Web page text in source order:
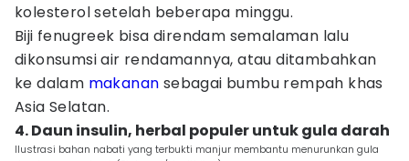
kolesterol setelah beberapa minggu.
Biji fenugreek bisa direndam semalaman lalu
dikonsumsi air rendamannya, atau ditambahkan
ke dalam makanan sebagai bumbu rempah khas
Asia Selatan.
4. Daun insulin, herbal populer untuk gula darah
Ilustrasi bahan nabati yang terbukti manjur membantu menurunkan gula